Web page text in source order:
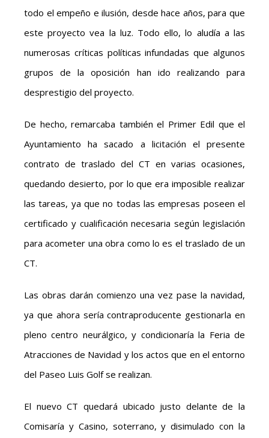
todo el empeño e ilusión, desde hace años, para que
este proyecto vea la luz. Todo ello, lo aludía a las
numerosas críticas políticas infundadas que algunos
grupos de la oposición han ido realizando para
desprestigio del proyecto.
De hecho, remarcaba también el Primer Edil que el
Ayuntamiento ha sacado a licitación el presente
contrato de traslado del CT en varias ocasiones,
quedando desierto, por lo que era imposible realizar
las tareas, ya que no todas las empresas poseen el
certificado y cualificación necesaria según legislación
para acometer una obra como lo es el traslado de un
CT.
Las obras darán comienzo una vez pase la navidad,
ya que ahora sería contraproducente gestionarla en
pleno centro neurálgico, y condicionaría la Feria de
Atracciones de Navidad y los actos que en el entorno
del Paseo Luis Golf se realizan.
El nuevo CT quedará ubicado justo delante de la
Comisaría y Casino, soterrano, y disimulado con la